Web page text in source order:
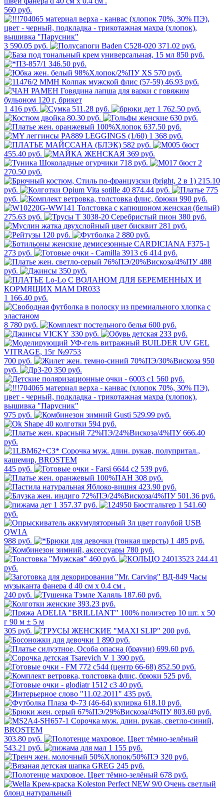
560 руб.
3 590.05 руб.
371.02 руб.
850 руб.
346.50 руб.
570 руб.
46.93 руб.
1 416 руб. 511.28 руб.
1 762.50 руб.
80.30 руб.
630 руб.
637.50 руб.
1 368 руб.
582 руб.
455.40 руб.
369 руб.
718 руб.
2
270.50 руб.
215.10
руб.
874.44 руб.
775
руб.
990 руб.
275.63 руб.
380 руб.
281 руб.
120 руб.
2 880 руб.
273 руб.
414 руб.
488
руб.
350 руб.
1 166.40 руб.
8 780 руб.
600 руб.
330 руб.
233 руб.
700 руб.
950
руб.
350 руб.
560 руб.
975 руб.
529.99 руб.
594 руб.
666.40
руб.
445 руб.
539 руб.
308 руб.
423.90 руб.
501.36 руб.
1 357.37 руб.
1 541.60
руб.
988 руб.
1 485 руб.
780 руб.
460 руб.
244.41
руб.
240 руб.
187.60 руб.
393.23 руб.
305 руб.
200 руб.
1 890 руб.
699.60 руб.
390 руб.
852.50 руб.
525 руб.
40 руб.
435 руб.
618.10 руб.
803.60 руб.
303.80 руб.
543.21 руб.
1 155 руб.
320 руб.
245 руб.
678 руб.